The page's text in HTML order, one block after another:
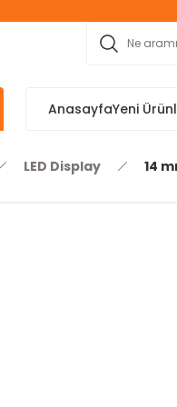
AnasayfaYeni
LED Display 14